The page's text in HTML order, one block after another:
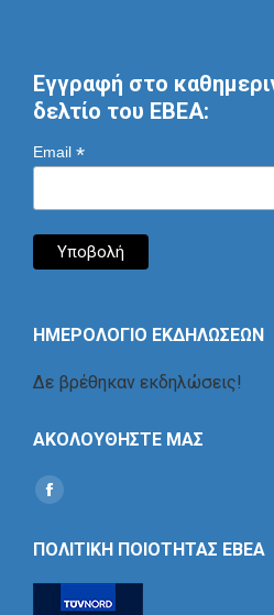
Εγγραφή στο
δελτίο του ΕΒΕΑ:
Email *
ΗΜΕΡΟΛΟΓΙΟ ΕΚΔΗΛΩΣΕΩΝ
Δε βρέθηκαν εκδηλώσεις!
ΑΚΟΛΟΥΘΗΣΤΕ ΜΑΣ
Find us on:
Social
ΠΟΛΙΤΙΚΗ ΠΟΙΟΤΗΤΑΣ ΕΒΕΑ